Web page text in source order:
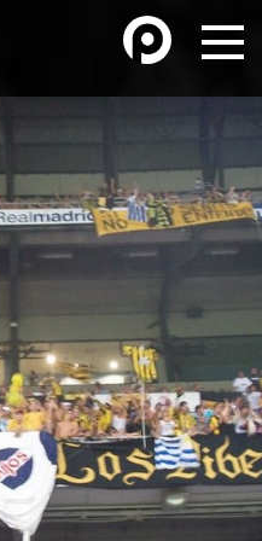
FÚTBOL FEMENINO
FUTSAL FEMENINO